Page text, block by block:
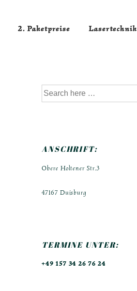
2. Paketpreise Lasertechnik
Suche
nach:
ANSCHRIFT:
Obere Holtener Str.3
47167 Duisburg
TERMINE UNTER:
+49 157 34 26 76 24